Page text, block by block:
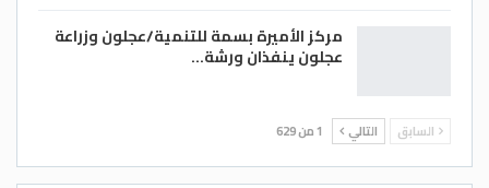
مركز الأميرة بسمة للتنمية/عجلون وزراعة
عجلون ينفذان ورشة…
السابق التالي 1 من 629